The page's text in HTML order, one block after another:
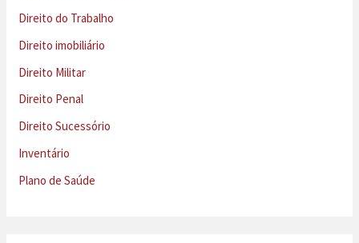
Direito do Trabalho
Direito imobiliário
Direito Militar
Direito Penal
Direito Sucessório
Inventário
Plano de Saúde